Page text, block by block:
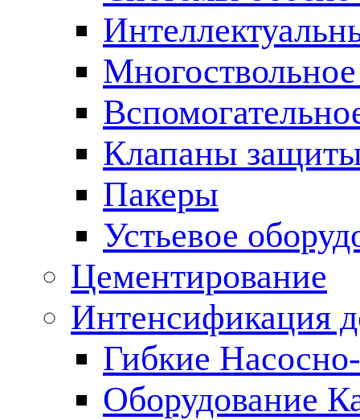
Клапаны
Пакеры
Устьевое
Цементирование
Интенсификация
Гибкие
Оборудование